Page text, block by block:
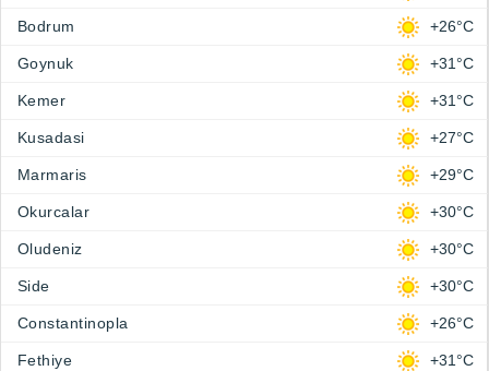
Bodrum +26°C
Goynuk +31°C
Kemer +31°C
Kusadasi +27°C
Marmaris +29°C
Okurcalar +30°C
Oludeniz +30°C
Side +30°C
Constantinopla +26°C
Fethiye +31°C